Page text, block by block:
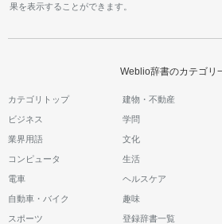
果を表示することができます。
Weblio辞書のカテゴリ
カテゴリトップ 建物・不動産
ビジネス 学問
業界用語 文化
コンピュータ 生活
電車 ヘルスケア
自動車・バイク 趣味
スポーツ 登録辞書一覧